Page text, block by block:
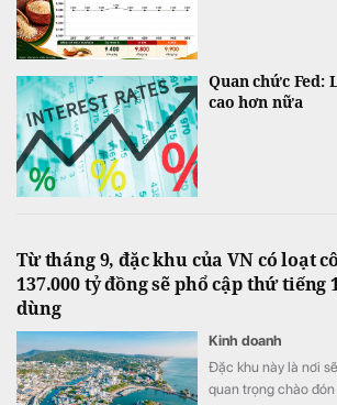
Quan chức Fed:
cao hơn nữa
Từ tháng 9, đặc khu của VN có loạt
137.000 tỷ đồng sẽ phổ cập thứ tiếng
dùng
Kinh doanh
Đặc khu này là nơi
quan trọng chào